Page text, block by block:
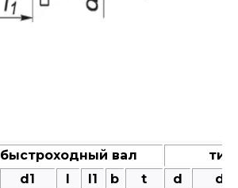
быстроходный вал
d1 l1 b t d
d1